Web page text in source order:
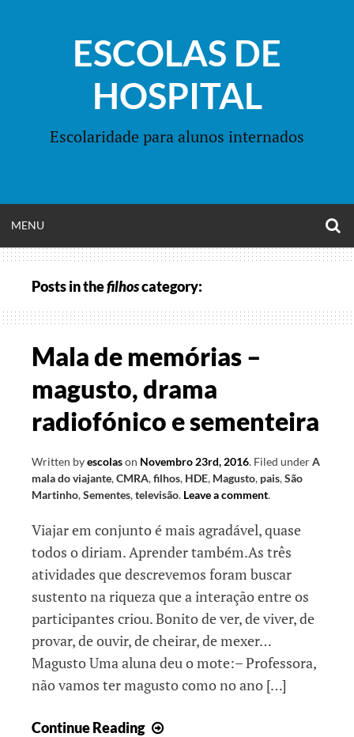
ESCOLAS DE
HOSPITAL
Escolaridade para alunos internados
MENU
MENU
Posts in thefilhoscategory:
Mala de memórias –
magusto, drama
radiofónico e sementeira
Written byescolason Novembro 23rd, 2016. Filed underA
mala do viajante,CMRA,filhos, HDE, Magusto, pais,São
Martinho,Sementes,televisão. Leave a comment.
Viajar em conjunto é mais agradável, quase
todos o diriam. Aprender também.As três
atividades que descrevemos foram buscar
sustento na riqueza que a interação entre os
participantes criou. Bonito de ver, de viver, de
provar, de ouvir, de cheirar, de mexer…
Magusto Uma aluna deu o mote:– Professora,
não vamos ter magusto como no ano […]
Continue Reading